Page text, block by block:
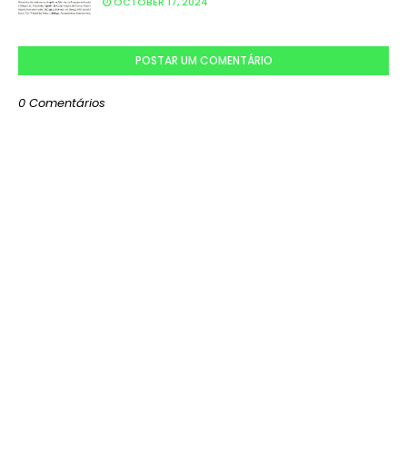
POSTAR UM COMENTÁRIO
0 Comentários